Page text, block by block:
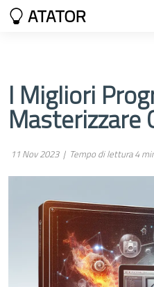
ATATOR
I Migliori
Masterizzare
11 Nov 2023 | Tempo di lettura 4